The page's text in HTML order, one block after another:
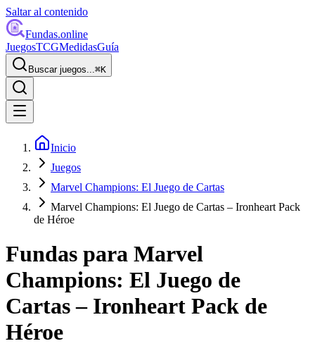
Saltar al contenido
Fundas.online
JuegosTCGMedidasGuía
Buscar juegos...⌘K
Inicio
Juegos
Marvel Champions: El Juego de Cartas
Marvel Champions: El Juego de Cartas – Ironheart Pack
de Héroe
Fundas para Marvel
Champions: El Juego de
Cartas – Ironheart Pack de
Héroe